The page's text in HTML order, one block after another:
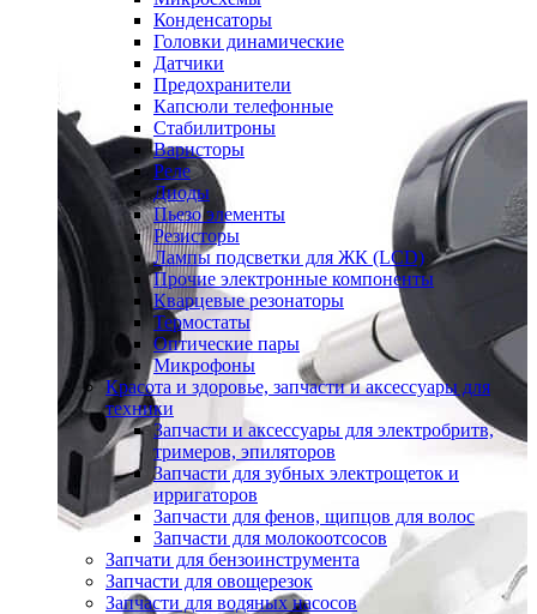
Конденсаторы
Головки динамические
Датчики
Предохранители
Капсюли телефонные
Стабилитроны
Варисторы
Реле
Диоды
Пьезо элементы
Резисторы
Лампы подсветки для ЖК (LCD)
Прочие электронные компоненты
Кварцевые резонаторы
Термостаты
Оптические пары
Микрофоны
Красота и здоровье, запчасти и аксессуары для
техники
Запчасти и аксессуары для электробритв,
тримеров, эпиляторов
Запчасти для зубных электрощеток и
ирригаторов
Запчасти для фенов, щипцов для волос
Запчасти для молокоотсосов
Запчати для бензоинструмента
Запчасти для овощерезок
Запчасти для водяных насосов